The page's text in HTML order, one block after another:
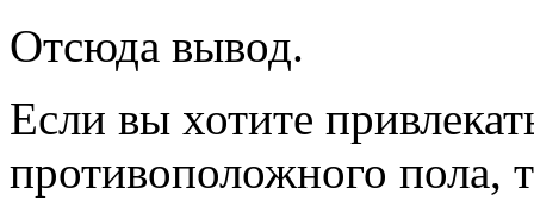
Отсюда вывод.
Если вы хотите
противоположного пола,